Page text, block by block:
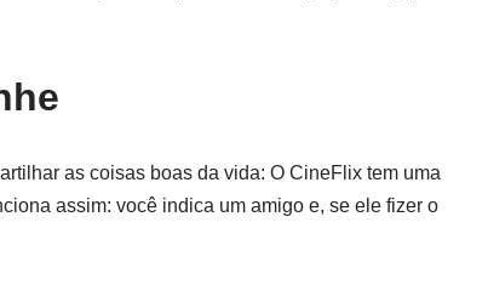
as coisas boas da vida: O CineFlix tem uma
assim: você indica um amigo e, se ele fizer o